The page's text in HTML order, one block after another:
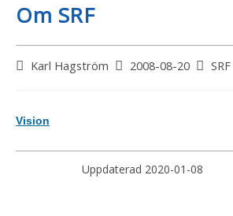
Om SRF
Karl Hagström 2008-08-20
Vision
Uppdaterad 2020-01-08